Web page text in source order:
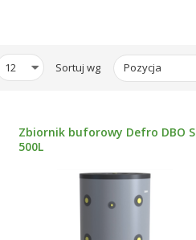
Sortuj wg
Zbiornik buforowy Defro DBO S
500L